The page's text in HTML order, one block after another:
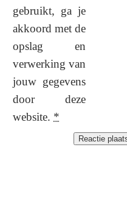
gebruikt, ga je
akkoord met de
opslag en
verwerking van
jouw gegevens
door deze
website. *